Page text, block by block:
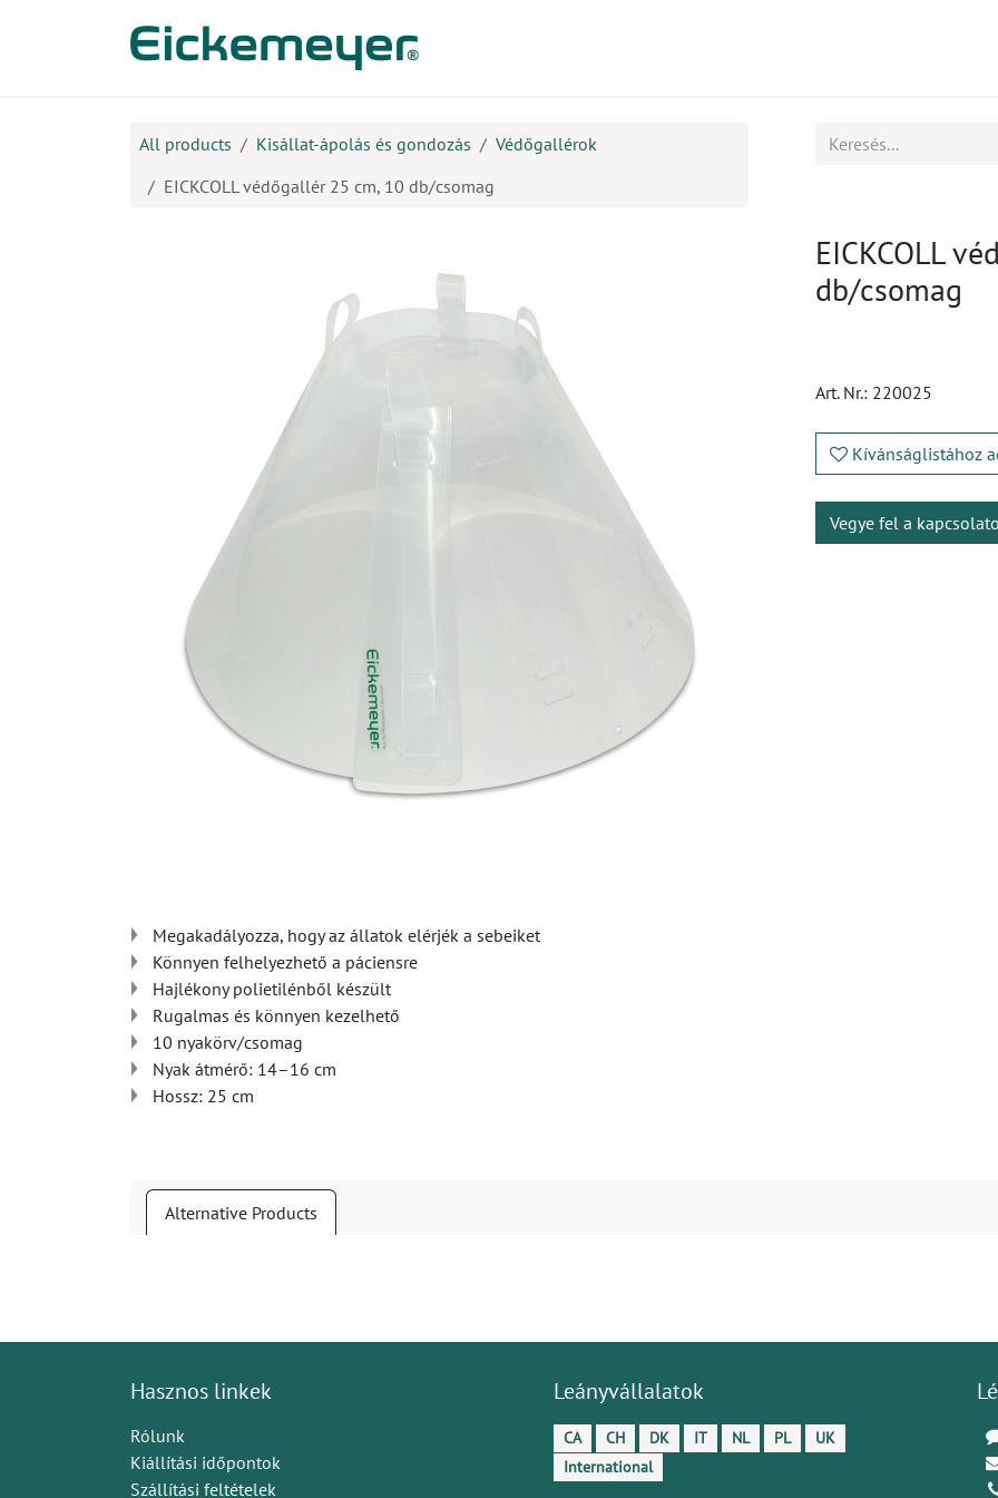
All products Kisállat-ápolás és gondozás
Védőgallérok
EICKCOLL védőgallér 25 cm, 10 db/csomag
EICKCOLL
db/csomag
Art. Nr.: 220025
Kívánságlistához
Vegye fel a
Megakadályozza, hogy az állatok elérjék a sebeiket
Könnyen felhelyezhető a páciensre
Hajlékony polietilénből készült
Rugalmas és könnyen kezelhető
10 nyakörv/csomag
Nyak átmérő: 14–16 cm
Hossz: 25 cm
Alternative Products
Hasznos linkek
Rólunk
Kiállítási időpontok
Szállítási feltételek
Leányvállalatok
CA CH DK IT NL PL
UK
International